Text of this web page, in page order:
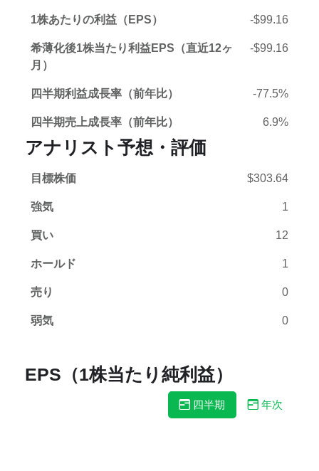
1株あたりの利益（EPS） -$99.16
希薄化後1株当たり利益EPS（直近12ヶ
月）
-$99.16
四半期利益成長率（前年比） -77.5%
四半期売上成長率（前年比） 6.9%
アナリスト予想・評価
目標株価 $303.64
強気 1
買い 12
ホールド 1
売り 0
弱気 0
EPS（1株当たり純利益）
四半期 年次